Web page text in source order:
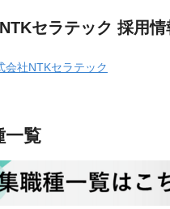
セラテック 採用情
会社NTKセラテック
一覧